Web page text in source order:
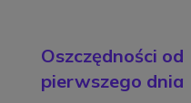
Oszczędności od
pierwszego dnia